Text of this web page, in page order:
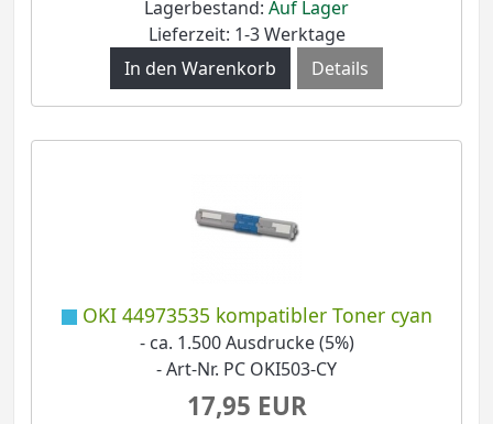
Lagerbestand: Auf Lager
Lieferzeit: 1-3 Werktage
Details
OKI 44973535 kompatibler Toner cyan
- ca. 1.500 Ausdrucke (5%)
- Art-Nr. PC OKI503-CY
17,95 EUR